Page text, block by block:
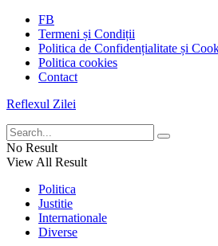
FB
Termeni și Condiții
Politica de Confidențialitate și
Politica cookies
Contact
Reflexul Zilei
No Result
View All Result
Politica
Justitie
Internationale
Diverse